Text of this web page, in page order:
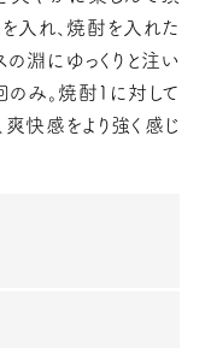
を入れ、焼酎を入れた
の淵にゆっくりと注い
のみ。焼酎1に対して
快感をより強く感じ